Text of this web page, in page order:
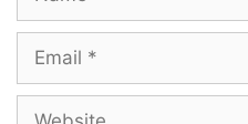
Enna Kodumadaa
Antha Thenju Pona Recordu
Pola Vazhkkadaa
Email
Website